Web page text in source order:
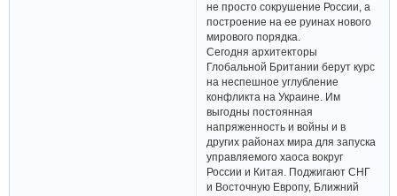
не просто сокрушение России, а
построение на ее руинах нового
мирового порядка.
Сегодня архитекторы
Глобальной Британии берут курс
на неспешное углубление
конфликта на Украине. Им
выгодны постоянная
напряженность и войны и в
других районах мира для запуска
управляемого хаоса вокруг
России и Китая. Поджигают СНГ
и Восточную Европу, Ближний